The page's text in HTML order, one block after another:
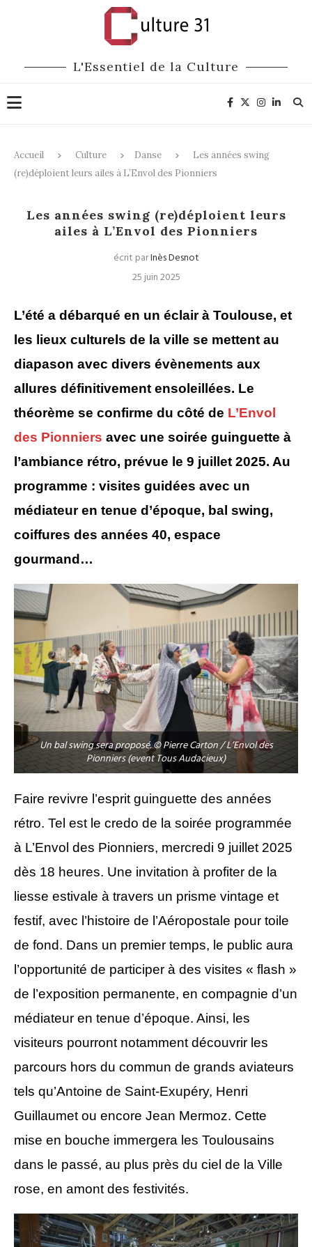
L'Essentiel de la Culture
Accueil Culture Danse
Les années swing
(re)déploient leurs ailes à L’Envol des Pionniers
Expositions
Les années swing (re)déploient leurs
ailes à L’Envol des Pionniers
écrit parInès Desnot
25 juin 2025
L’été a débarqué en un éclair à Toulouse, et
les lieux culturels de la ville se mettent au
diapason avec divers évènements aux
allures définitivement ensoleillées. Le
théorème se confirme du côté de L’Envol
des Pionniers avec une soirée guinguette à
l’ambiance rétro, prévue le 9 juillet 2025. Au
programme : visites guidées avec un
médiateur en tenue d’époque, bal swing,
coiffures des années 40, espace
gourmand…
Un bal swing sera proposé. © Pierre Carton / L’Envol des
Pionniers (event Tous Audacieux)
Faire revivre l’esprit guinguette des années
rétro. Tel est le credo de la soirée programmée
à L’Envol des Pionniers, mercredi 9 juillet 2025
dès 18 heures. Une invitation à profiter de la
liesse estivale à travers un prisme vintage et
festif, avec l’histoire de l’Aéropostale pour toile
de fond. Dans un premier temps, le public aura
l’opportunité de participer à des visites « flash »
de l’exposition permanente, en compagnie d’un
médiateur en tenue d’époque. Ainsi, les
visiteurs pourront notamment découvrir les
parcours hors du commun de grands aviateurs
tels qu’Antoine de Saint-Exupéry, Henri
Guillaumet ou encore Jean Mermoz. Cette
mise en bouche immergera les Toulousains
dans le passé, au plus près du ciel de la Ville
rose, en amont des festivités.